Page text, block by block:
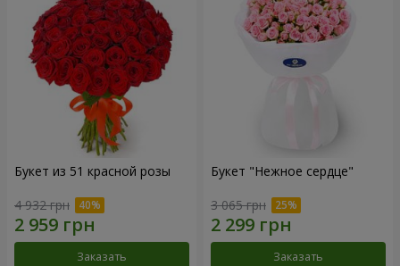
Букет из 51 красной розы
4 932 грн
Заказать
Букет "Нежное сердце"
3 065 грн
Заказать